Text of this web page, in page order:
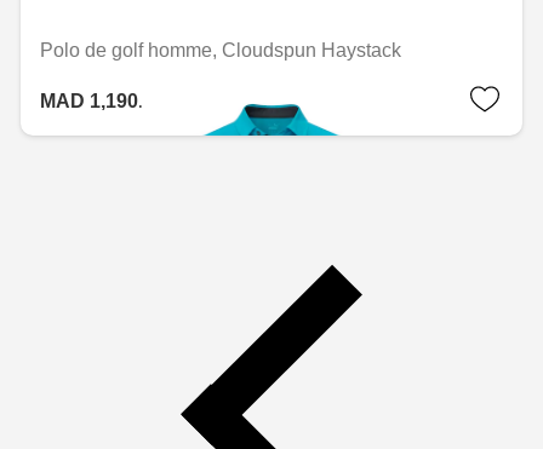
Polo de golf homme, Cloudspun Haystack
MAD 1,190.40